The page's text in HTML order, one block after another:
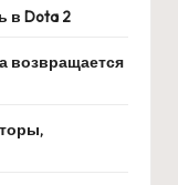
в Dota 2
возвращается